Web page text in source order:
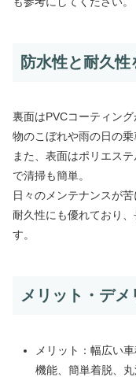
防水性と耐久
裏面はPVCコーティン
物のこぼれや雨の日の乗
また、表面はポリエス
で清掃も簡単。
日々のメンテナンスが苦
耐久性にも優れており
す。
メリット・デ
メリット：幅広い
機能、簡単着脱、